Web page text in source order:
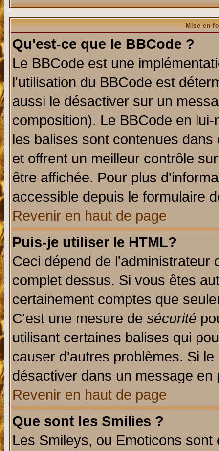
Mise en
Qu'est-ce que le BBCode ?
Le BBCode est une
l'utilisation du BBCode est
aussi le désactiver sur un
composition). Le BBCode en
les balises sont contenues
et offrent un meilleur contrôle
être affichée. Pour plus
accessible depuis le formulaire
Revenir en haut de page
Puis-je utiliser le HTML?
Ceci dépend de l'administrateur
complet dessus. Si vous êtes
certainement comptes que
C'est une mesure de sécurité
utilisant certaines balises qui
causer d'autres problèmes. Si
désactiver dans un message
Revenir en haut de page
Que sont les Smilies ?
Les Smileys, ou Emoticons